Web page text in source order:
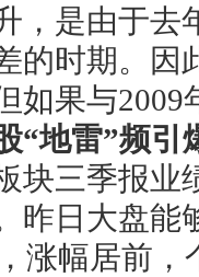
，是由于去
的时期。因
如果与
“地雷”频引
三季报业绩
昨日大盘能
涨幅居前